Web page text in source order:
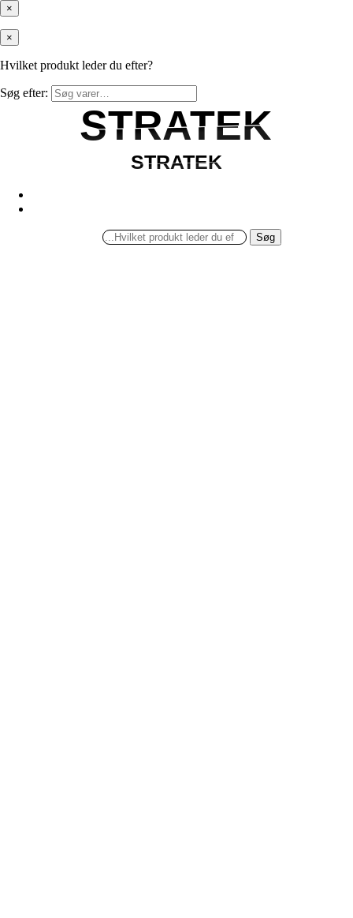
×
×
Hvilket produkt leder du efter?
Søg efter:
STRATEK
STRATEK
STRATEK
STRATEK
Søg